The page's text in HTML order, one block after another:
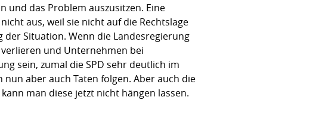
und das Problem auszusitzen. Eine
aus, weil sie nicht auf die Rechtslage
Situation. Wenn die Landesregierung
und Unternehmen bei
sein, zumal die SPD sehr deutlich im
aber auch Taten folgen. Aber auch die
man diese jetzt nicht hängen lassen.